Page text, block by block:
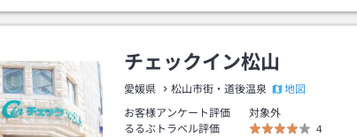
チェックイン松山
愛媛県 松山市街・道後温泉
地図
お客様アンケート評価
対象外
るるぶトラベル評価
4